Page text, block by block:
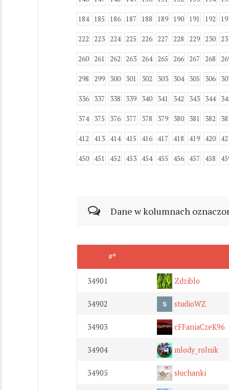
184 185 186 187 188 189 190 191 192
222 223 224 225 226 227 228 229 230
260 261 262 263 264 265 266 267 268
298 299 300 301 302 303 304 305 306
336 337 338 339 340 341 342 343 344
374 375 376 377 378 379 380 381 382
412 413 414 415 416 417 418 419 420
450 451 452 453 454 455 456 457 458
Dane w kolumnach
#*
34901 Zdziblo
34902 studioWZ
34903 cFFaniaCzeK96
34904 mlody_rolnik
34905 słuchanki